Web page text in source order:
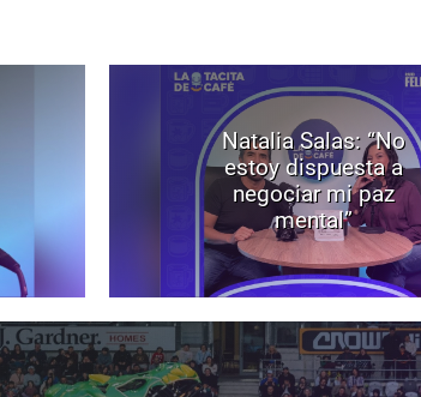
Natalia Salas: “No
estoy dispuesta a
negociar mi paz
mental”